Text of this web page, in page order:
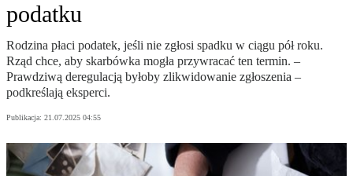
podatku
Rodzina płaci podatek, jeśli nie zgłosi spadku w ciągu pół roku.
Rząd chce, aby skarbówka mogła przywracać ten termin. –
Prawdziwą deregulacją byłoby zlikwidowanie zgłoszenia –
podkreślają eksperci.
Publikacja: 21.07.2025 04:55